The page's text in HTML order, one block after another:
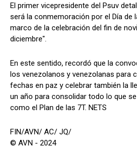
El primer vicepresidente del Psuv
será la conmemoración por el Día de
marco de la celebración del fin de
diciembre".
En este sentido, recordó que la
los venezolanos y venezolanas para
fechas en paz y celebrar también la
un año para consolidar todo lo que
como el Plan de las 7T. NETS
FIN/AVN/ AC/ JQ/
© AVN - 2024